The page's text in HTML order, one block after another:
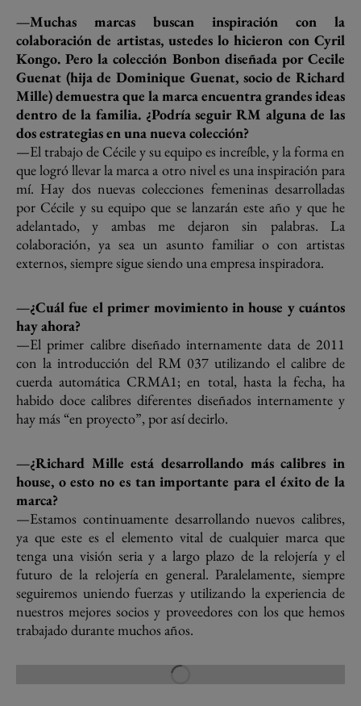
—Muchas marcas buscan inspiración con la
colaboración de artistas, ustedes lo hicieron con Cyril
Kongo. Pero la colección Bonbon diseñada por Cecile
Guenat (hija de Dominique Guenat, socio de Richard
Mille) demuestra que la marca encuentra grandes ideas
dentro de la familia. ¿Podría seguir RM alguna de las
dos estrategias en una nueva colección?
—El trabajo de Cécile y su equipo es increíble, y la forma en
que logró llevar la marca a otro nivel es una inspiración para
mí. Hay dos nuevas colecciones femeninas desarrolladas
por Cécile y su equipo que se lanzarán este año y que he
adelantado, y ambas me dejaron sin palabras. La
colaboración, ya sea un asunto familiar o con artistas
externos, siempre sigue siendo una empresa inspiradora.
—¿Cuál fue el primer movimiento in house y cuántos
hay ahora?
—El primer calibre diseñado internamente data de 2011
con la introducción del RM 037 utilizando el calibre de
cuerda automática CRMA1; en total, hasta la fecha, ha
habido doce calibres diferentes diseñados internamente y
hay más “en proyecto”, por así decirlo.
—¿Richard Mille está desarrollando más calibres in
house, o esto no es tan importante para el éxito de la
marca?
—Estamos continuamente desarrollando nuevos calibres,
ya que este es el elemento vital de cualquier marca que
tenga una visión seria y a largo plazo de la relojería y el
futuro de la relojería en general. Paralelamente, siempre
seguiremos uniendo fuerzas y utilizando la experiencia de
nuestros mejores socios y proveedores con los que hemos
trabajado durante muchos años.